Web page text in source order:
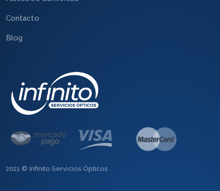
Contacto
Blog
2021 © Infinito Servicios Ópticos